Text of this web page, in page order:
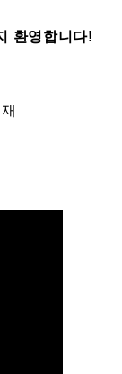
환영합니다!